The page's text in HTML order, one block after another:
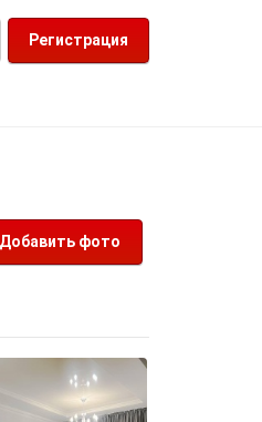
Регистрация
Добавить фото